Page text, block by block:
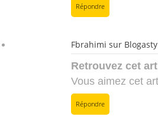
Répondre
Fbrahimi sur
Retrouvez cet
Vous aimez cet
Répondre